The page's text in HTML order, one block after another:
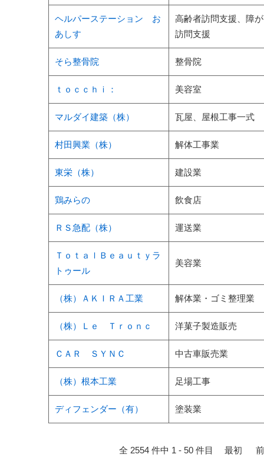
ヘルパーステーション お
あしす
高齢者訪問支援、障
訪問支援
そら整骨院 整骨院
ｔｏｃｃｈｉ： 美容室
マルダイ建築（株） 瓦屋、屋根工事一式
村田興業（株） 解体工事業
東栄（株） 建設業
鶏みらの 飲食店
ＲＳ急配（株） 運送業
ＴｏｔａｌＢｅａｕｔｙラ
トゥール
美容業
（株）ＡＫＩＲＡ工業 解体業・ゴミ整理業
（株）Ｌｅ Ｔｒｏｎｃ 洋菓子製造販売
ＣＡＲ ＳＹＮＣ 中古車販売業
（株）根本工業 足場工事
ディフェンダー（有） 塗装業
全 2554 件中 1 - 50 件目 最初